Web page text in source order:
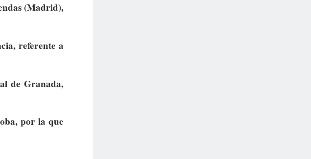
(Madrid),
referente a
de Granada,
por la que